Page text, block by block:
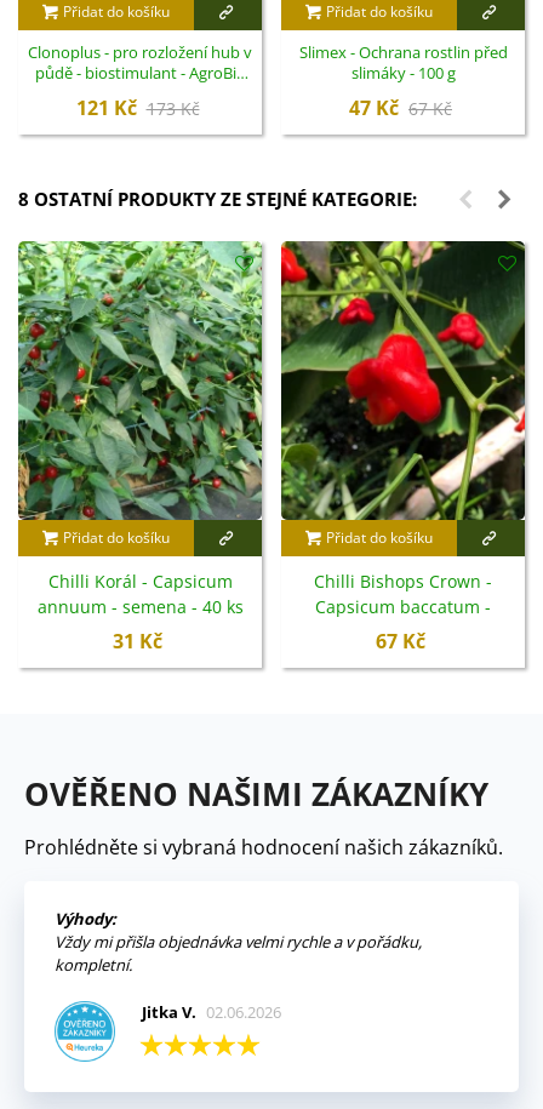
Přidat do košíku
Clonoplus - pro rozložení hub v
půdě - biostimulant - AgroBio
121 Kč 173 Kč
Přidat do košíku
Slimex - Ochrana rostlin před
slimáky - 100 g
47 Kč 67 Kč
8 OSTATNÍ PRODUKTY ZE STEJNÉ KATEGORIE:
Přidat do košíku
Chilli Korál - Capsicum
annuum - semena - 40 ks
31 Kč
Přidat do košíku
Chilli Bishops Crown -
Capsicum baccatum -
semena - 6 ks
67 Kč
OVĚŘENO NAŠIMI ZÁKAZNÍKY
Prohlédněte si vybraná hodnocení našich zákazníků.
Výhody:
Vždy mi přišla objednávka velmi rychle a v pořádku,
kompletní.
Jitka V. 02.06.2026